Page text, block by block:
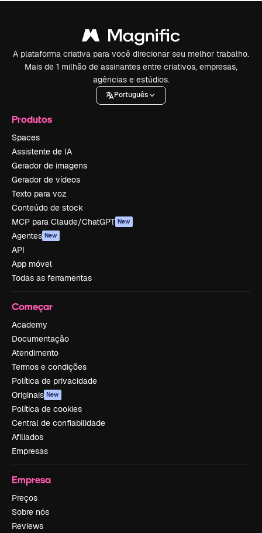
A plataforma criativa para você direcionar seu melhor trabalho.
Mais de 1 milhão de assinantes entre criativos, empresas,
agências e estúdios.
Português
Produtos
Spaces
Assistente de IA
Gerador de imagens
Gerador de vídeos
Texto para voz
Conteúdo de stock
MCP para Claude/ChatGPT New
Agentes New
API
App móvel
Todas as ferramentas
Começar
Academy
Documentação
Atendimento
Termos e condições
Política de privacidade
Originais New
Política de cookies
Central de confiabilidade
Afiliados
Empresas
Empresa
Preços
Sobre nós
Reviews